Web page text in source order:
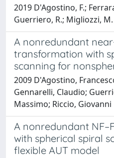
2019 D'Agostino, F.;
Guerriero, R.; Migliozzi, M.
A nonredundant
transformation with
scanning for
2009 D'Agostino,
Gennarelli, Claudio;
Massimo; Riccio, Giovanni
A nonredundant
with spherical spiral
flexible AUT model